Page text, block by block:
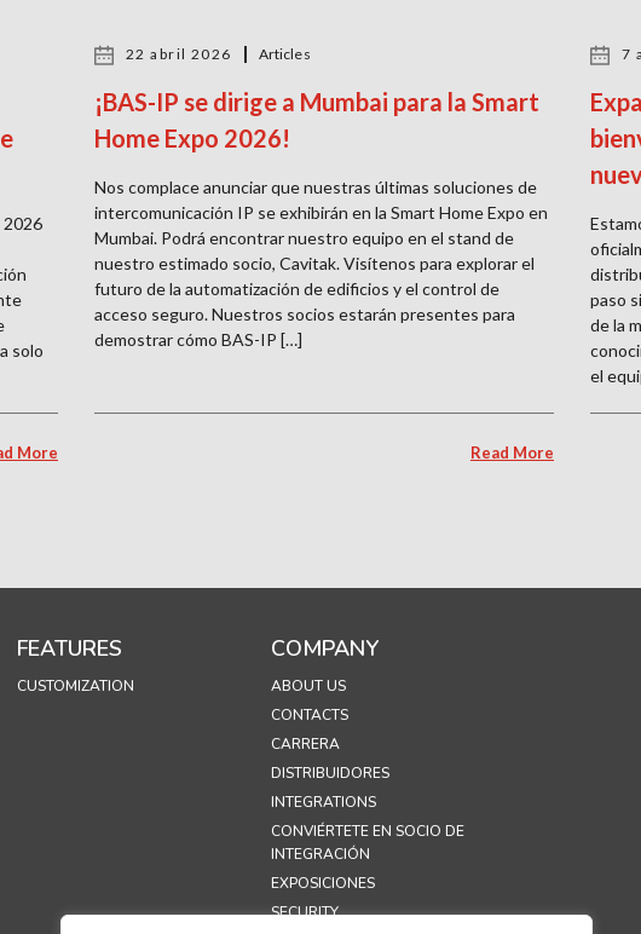
2026
solo
More
22 abril 2026 Articles
¡BAS-IP se dirige a Mumbai para la Smart
Home Expo 2026!
Nos complace anunciar que nuestras últimas soluciones de
intercomunicación IP se exhibirán en la Smart Home Expo en
Mumbai. Podrá encontrar nuestro equipo en el stand de
nuestro estimado socio, Cavitak. Visítenos para explorar el
futuro de la automatización de edificios y el control de
acceso seguro. Nuestros socios estarán presentes para
demostrar cómo BAS-IP […]
Read More
7
paso
de la
el
FEATURES
CUSTOMIZATION
COMPANY
ABOUT US
CONTACTS
CARRERA
DISTRIBUIDORES
INTEGRATIONS
CONVIÉRTETE EN SOCIO DE
INTEGRACIÓN
EXPOSICIONES
SECURITY